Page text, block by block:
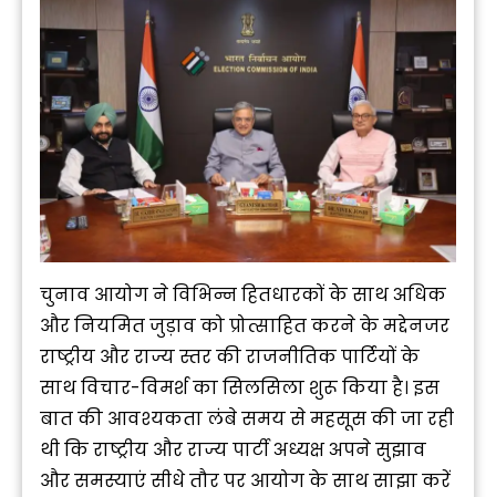
चुनाव आयोग ने विभिन्न हितधारकों के साथ अधिक
और नियमित जुड़ाव को प्रोत्साहित करने के मद्देनजर
राष्ट्रीय और राज्य स्तर की राजनीतिक पार्टियों के
साथ विचार-विमर्श का सिलसिला शुरू किया है। इस
बात की आवश्यकता लंबे समय से महसूस की जा रही
थी कि राष्ट्रीय और राज्य पार्टी अध्यक्ष अपने सुझाव
और समस्याएं सीधे तौर पर आयोग के साथ साझा करें